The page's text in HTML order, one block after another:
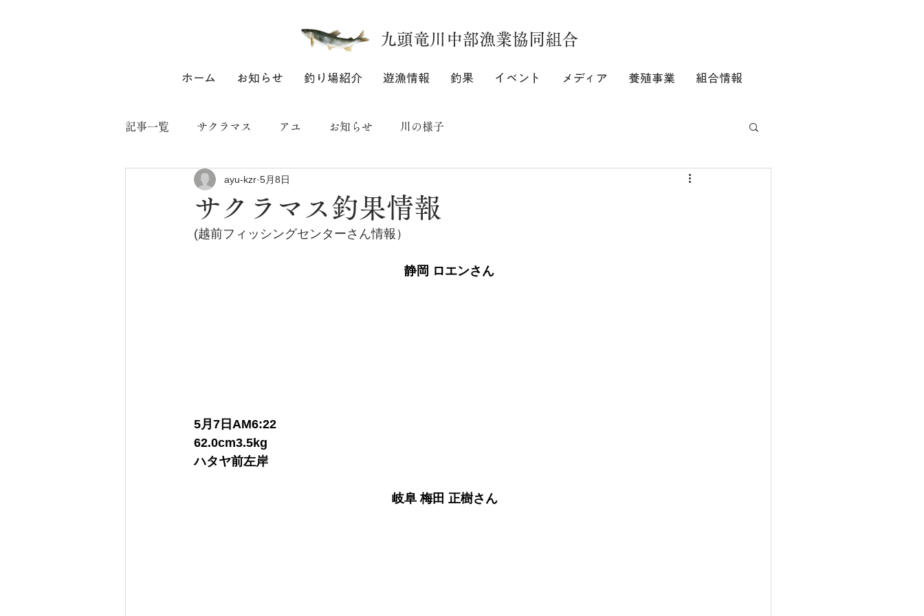
九頭竜川中部漁業協同組合
ホーム お知らせ 釣り場紹介 遊漁情報 釣果 イベント メディア 養殖事業 組合情報
記事一覧 サクラマス アユ お知らせ 川の様子
サクラマス釣果情報
ayu-kzr 5月8日
(越前フィッシングセンターさん情報）
静岡 ロエンさん
5月7日AM6:22
62.0cm3.5kg
ハタヤ前左岸
岐阜 梅田 正樹さん